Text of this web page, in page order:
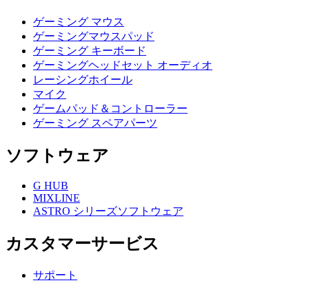
ゲーミング マウス
ゲーミングマウスパッド
ゲーミング キーボード
ゲーミングヘッドセット オーディオ
レーシングホイール
マイク
ゲームパッド＆コントローラー
ゲーミング スペアパーツ
ソフトウェア
G HUB
MIXLINE
ASTRO シリーズソフトウェア
カスタマーサービス
サポート